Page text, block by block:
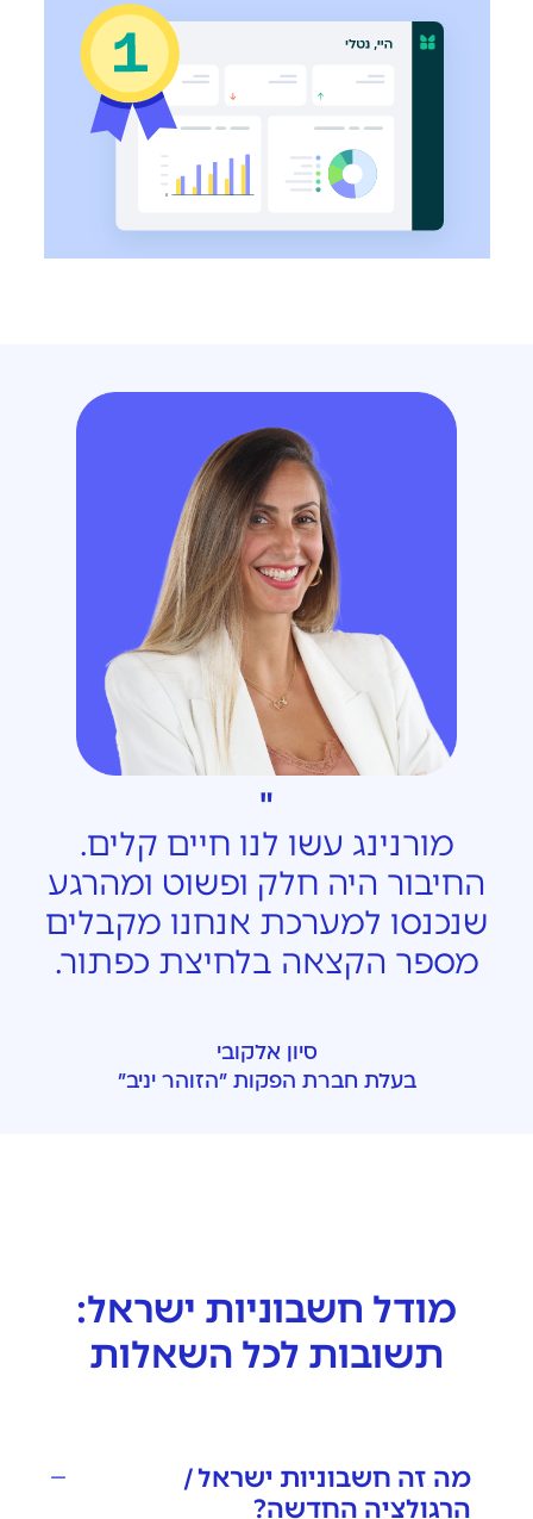
"
מורנינג עשו לנו חיים קלים.
החיבור היה חלק ופשוט ומהרגע
שנכנסו למערכת אנחנו מקבלים
מספר הקצאה בלחיצת כפתור.
סיון אלקובי
בעלת חברת הפקות ״הזוהר יניב״
מודל חשבוניות ישראל:
תשובות לכל השאלות
מה זה חשבוניות ישראל /
הרגולציה החדשה?